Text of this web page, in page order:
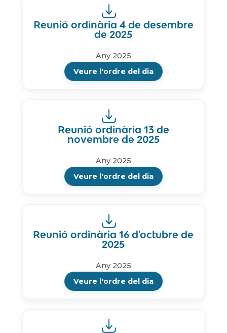
Reunió ordinària 4 de desembre
de 2025
Any 2025
Veure l'ordre del dia
Reunió ordinària 13 de
novembre de 2025
Any 2025
Veure l'ordre del dia
Reunió ordinària 16 d'octubre de
2025
Any 2025
Veure l'ordre del dia